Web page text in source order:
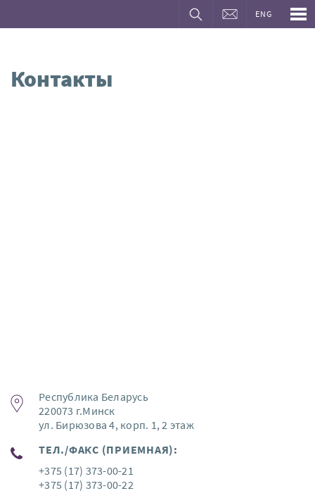
ENG
Контакты
Республика Беларусь
220073 г.Минск
ул. Бирюзова 4, корп. 1, 2 этаж
ТЕЛ./ФАКС (ПРИЕМНАЯ):
+375 (17) 373-00-21
+375 (17) 373-00-22